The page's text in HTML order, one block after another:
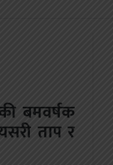
बमवर्षक
ताप र